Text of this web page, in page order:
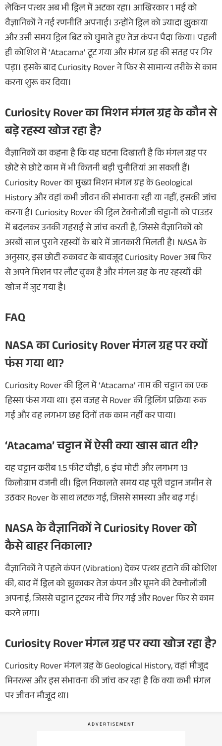
लेकिन पत्थर अब भी ड्रिल में अटका रहा। आखिरकार 1 मई को
वैज्ञानिकों ने नई रणनीति अपनाई। उन्होंने ड्रिल को ज्यादा झुकाया
और उसी समय ड्रिल बिट को घुमाते हुए तेज कंपन पैदा किया। पहली
ही कोशिश में ‘Atacama’ टूट गया और मंगल ग्रह की सतह पर गिर
पड़ा। इसके बाद Curiosity Rover ने फिर से सामान्य तरीके से काम
करना शुरू कर दिया।
Curiosity Rover का मिशन मंगल ग्रह के कौन से
बड़े रहस्य खोज रहा है?
वैज्ञानिकों का कहना है कि यह घटना दिखाती है कि मंगल ग्रह पर
छोटे से छोटे काम में भी कितनी बड़ी चुनौतियां आ सकती हैं।
Curiosity Rover का मुख्य मिशन मंगल ग्रह के Geological
History और वहां कभी जीवन की संभावना रही या नहीं, इसकी जांच
करना है। Curiosity Rover की ड्रिल टेक्नोलॉजी चट्टानों को पाउडर
में बदलकर उनकी गहराई से जांच करती है, जिससे वैज्ञानिकों को
अरबों साल पुराने रहस्यों के बारे में जानकारी मिलती है। NASA के
अनुसार, इस छोटी रुकावट के बावजूद Curiosity Rover अब फिर
से अपने मिशन पर लौट चुका है और मंगल ग्रह के नए रहस्यों की
खोज में जुट गया है।
FAQ
NASA का Curiosity Rover मंगल ग्रह पर क्यों
फंस गया था?
Curiosity Rover की ड्रिल में ‘Atacama’ नाम की चट्टान का एक
हिस्सा फंस गया था। इस वजह से Rover की ड्रिलिंग प्रक्रिया रुक
गई और वह लगभग छह दिनों तक काम नहीं कर पाया।
‘Atacama’ चट्टान में ऐसी क्या खास बात थी?
यह चट्टान करीब 1.5 फीट चौड़ी, 6 इंच मोटी और लगभग 13
किलोग्राम वजनी थी। ड्रिल निकालते समय यह पूरी चट्टान जमीन से
उठकर Rover के साथ लटक गई, जिससे समस्या और बढ़ गई।
NASA के वैज्ञानिकों ने Curiosity Rover को
कैसे बाहर निकाला?
वैज्ञानिकों ने पहले कंपन (Vibration) देकर पत्थर हटाने की कोशिश
की, बाद में ड्रिल को झुकाकर तेज कंपन और घूमने की टेक्नोलॉजी
अपनाई, जिससे चट्टान टूटकर नीचे गिर गई और Rover फिर से काम
करने लगा।
Curiosity Rover मंगल ग्रह पर क्या खोज रहा है?
Curiosity Rover मंगल ग्रह के Geological History, वहां मौजूद
मिनरल्स और इस संभावना की जांच कर रहा है कि क्या कभी मंगल
पर जीवन मौजूद था।